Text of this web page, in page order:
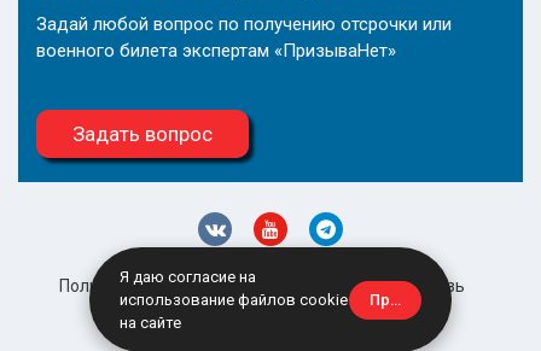
Задай любой вопрос по получению отсрочки или
военного билета экспертам «ПризываНет»
Задать вопрос
Политика конфиденциальности
Обратная связь
site@prizyvanet.ru
Я даю согласие на
использование файлов cookie
на сайте
Принять